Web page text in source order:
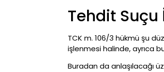
Tehdit
TCK m. 106/3 hükmü şu
işlenmesi halinde, ayrıca
Buradan da anlaşılacağı